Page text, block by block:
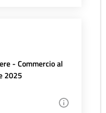
- Commercio al
2025